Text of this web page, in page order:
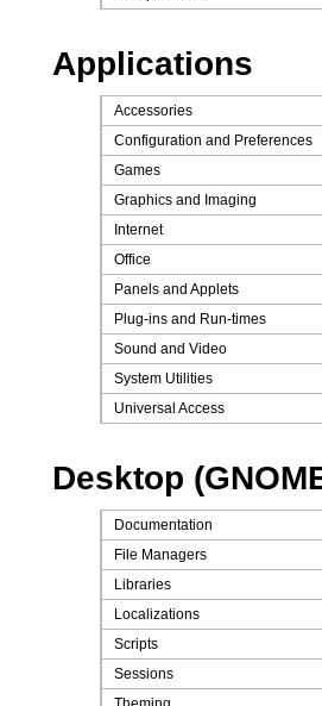
Applications
Accessories
Configuration and Preferences
Games
Graphics and Imaging
Internet
Office
Panels and Applets
Plug-ins and Run-times
Sound and Video
System Utilities
Universal Access
Desktop
Documentation
File Managers
Libraries
Localizations
Scripts
Sessions